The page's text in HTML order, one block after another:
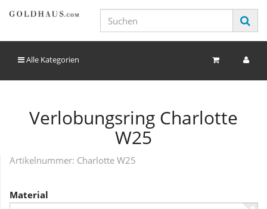
Alle Kategorien
Verlobungsring Charlotte
W25
Artikelnummer: Charlotte W25
Material